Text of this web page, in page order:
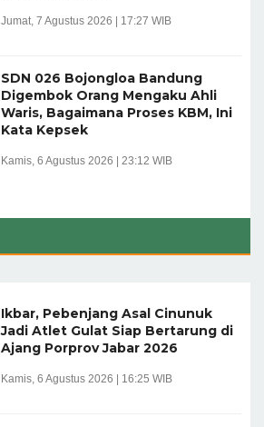
Jumat, 7 Agustus 2026 | 17:27 WIB
SDN 026 Bojongloa Bandung
Digembok Orang Mengaku Ahli
Waris, Bagaimana Proses KBM, Ini
Kata Kepsek
Kamis, 6 Agustus 2026 | 23:12 WIB
Ikbar, Pebenjang Asal Cinunuk
Jadi Atlet Gulat Siap Bertarung di
Ajang Porprov Jabar 2026
Kamis, 6 Agustus 2026 | 16:25 WIB